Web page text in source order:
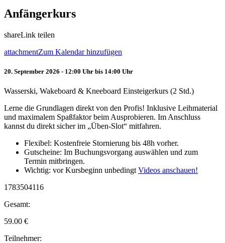
Anfängerkurs
shareLink teilen
attachmentZum Kalendar hinzufügen
20. September 2026 - 12:00 Uhr bis 14:00 Uhr
Wasserski, Wakeboard & Kneeboard Einsteigerkurs (2 Std.)
Lerne die Grundlagen direkt von den Profis! Inklusive Leihmaterial
und maximalem Spaßfaktor beim Ausprobieren. Im Anschluss
kannst du direkt sicher im „Üben-Slot“ mitfahren.
Flexibel: Kostenfreie Stornierung bis 48h vorher.
Gutscheine: Im Buchungsvorgang auswählen und zum
Termin mitbringen.
Wichtig: vor Kursbeginn unbedingt Videos anschauen!
1783504116
Gesamt:
59.00 €
Teilnehmer: